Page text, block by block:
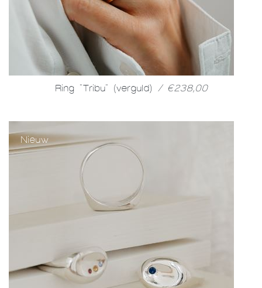
Ring "Tribu" (verguld) / €238,00
Nieuw